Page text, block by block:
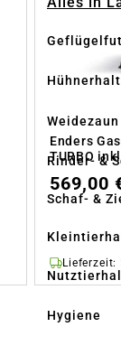
Weidezaun
Rinder- &
Schaf- &
Hygiene
Enders
TURBO
569,00
Lieferzeit: